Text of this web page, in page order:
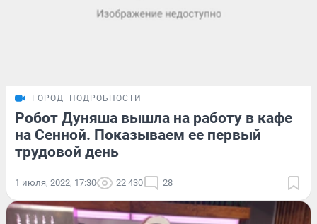
ГОРОД ПОДРОБНОСТИ
Робот Дуняша вышла на работу в кафе
на Сенной. Показываем ее первый
трудовой день
1 июля, 2022, 17:30 22 430 28